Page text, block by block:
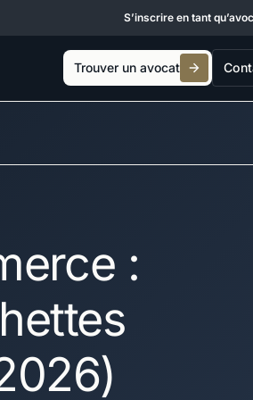
S’inscrire en tant
Trouver un avocat
: